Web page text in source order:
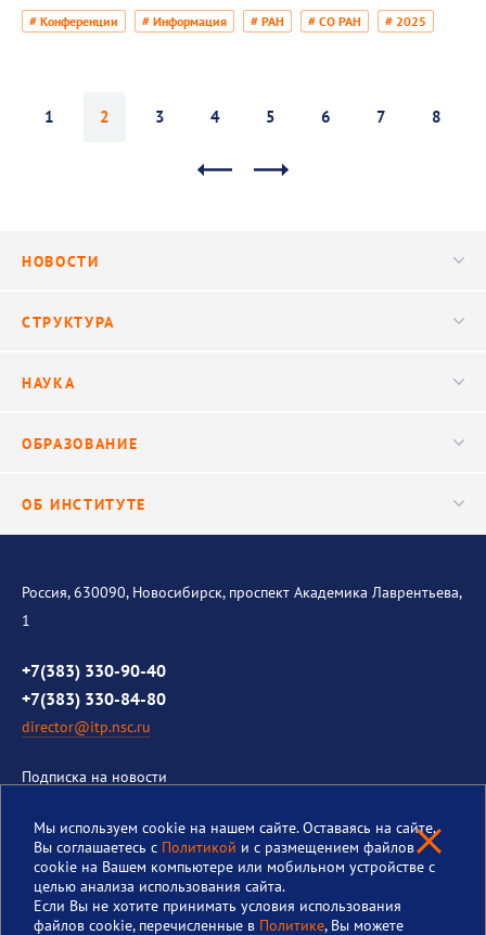
Мы используем cookie на нашем сайте. Оставаясь на сайте,
Вы соглашаетесь с Политикой и с размещением файлов
cookie на Вашем компьютере или мобильном устройстве с
целью анализа использования сайта.
Если Вы не хотите принимать условия использования
файлов cookie, перечисленные в Политике, Вы можете
# Конференции # Информация # РАН # СО РАН # 2025
1 2 3 4 5 6 7 8
НОВОСТИ
Видео
СТРУКТУРА
Научные подразделения
НАУКА
Исследования
ОБРАЗОВАНИЕ
ОБ ИНСТИТУТЕ
История института
Контакты
Противодействие коррупции
Россия, 630090, Новосибирск, проспект Академика Лаврентьева,
1
+7(383) 330-90-40
+7(383) 330-84-80
director@itp.nsc.ru
Подписка на новости
Ваш email
Политика в отношении обработки персональных данных
Политика)